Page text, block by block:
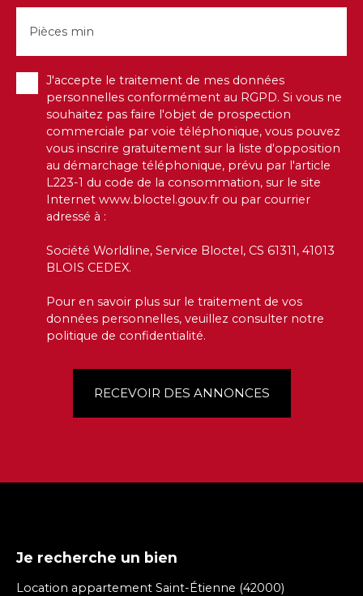
Pièces min
J'accepte le traitement de mes données
personnelles conformément au RGPD. Si vous ne
souhaitez pas faire l'objet de prospection
commerciale par voie téléphonique, vous pouvez
vous inscrire gratuitement sur la liste d'opposition
au démarchage téléphonique, prévu par l'article
L223-1 du code de la consommation, sur le site
Internet www.bloctel.gouv.fr ou par courrier
adressé à :
Société Worldline, Service Bloctel, CS 61311, 41013
BLOIS CEDEX.
Pour en savoir plus sur le traitement de vos
données personnelles, veuillez consulter notre
politique de confidentialité.
RECEVOIR DES ANNONCES
Je recherche un bien
Location appartement Saint-Étienne (42000)